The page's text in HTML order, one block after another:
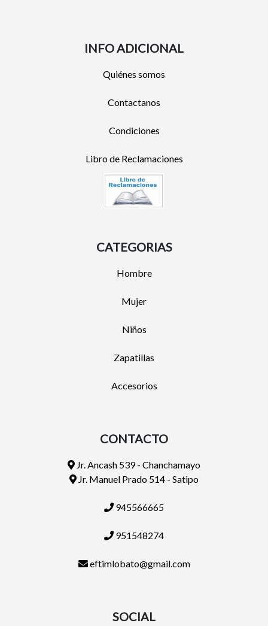
INFO ADICIONAL
Quiénes somos
Contactanos
Condiciones
Libro de Reclamaciones
CATEGORIAS
Hombre
Mujer
Niños
Zapatillas
Accesorios
CONTACTO
Jr. Ancash 539 - Chanchamayo
Jr. Manuel Prado 514 - Satipo
945566665
951548274
eftimlobato@gmail.com
SOCIAL